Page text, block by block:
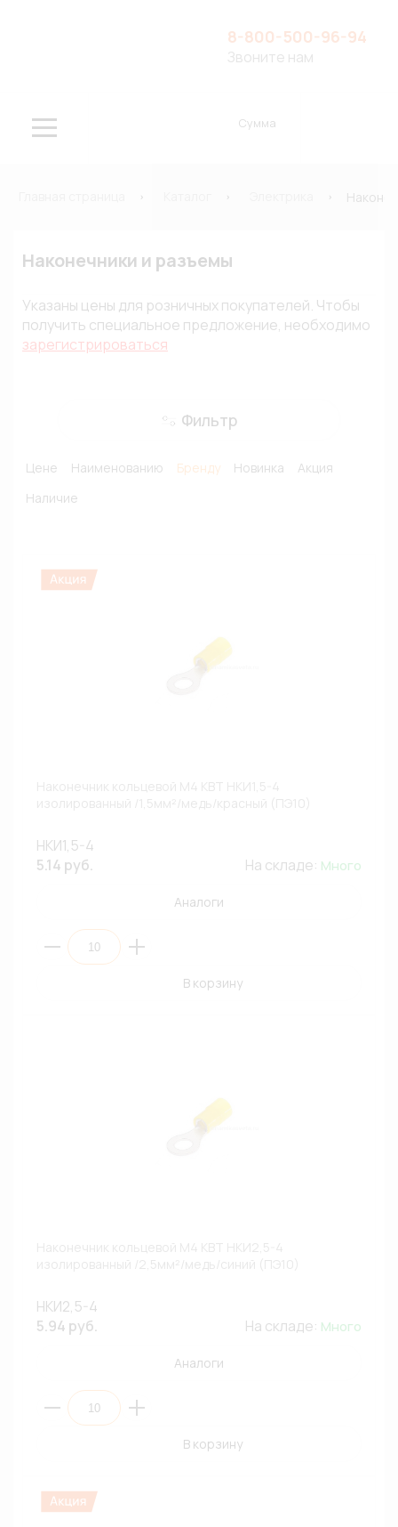
8-800-500-96-94
Звоните нам
Сумма
Наконечники и разъемы
Указаны цены для розничных покупателей. Чтобы
получить специальное предложение, необходимо
зарегистрироваться
Фильтр
Цене Наименованию Бренду Новинка
Акция
Наличие
НКИ1,5-4
5.14 руб.
На складе: Много
Аналоги
В корзину
НКИ2,5-4
5.94 руб.
На складе: Много
Аналоги
В корзину